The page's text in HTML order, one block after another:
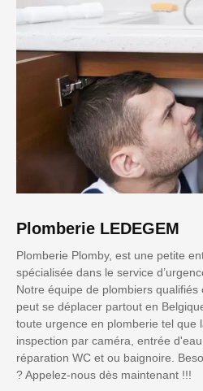
Plomberie LEDEGEM
Plomberie Plomby, est une petite
spécialisée dans le service
Notre équipe de plombiers
peut se déplacer partout en
toute urgence en plomberie tel que
inspection par caméra, entrée
réparation WC et ou baignoire.
? Appelez-nous dès maintenant !!!